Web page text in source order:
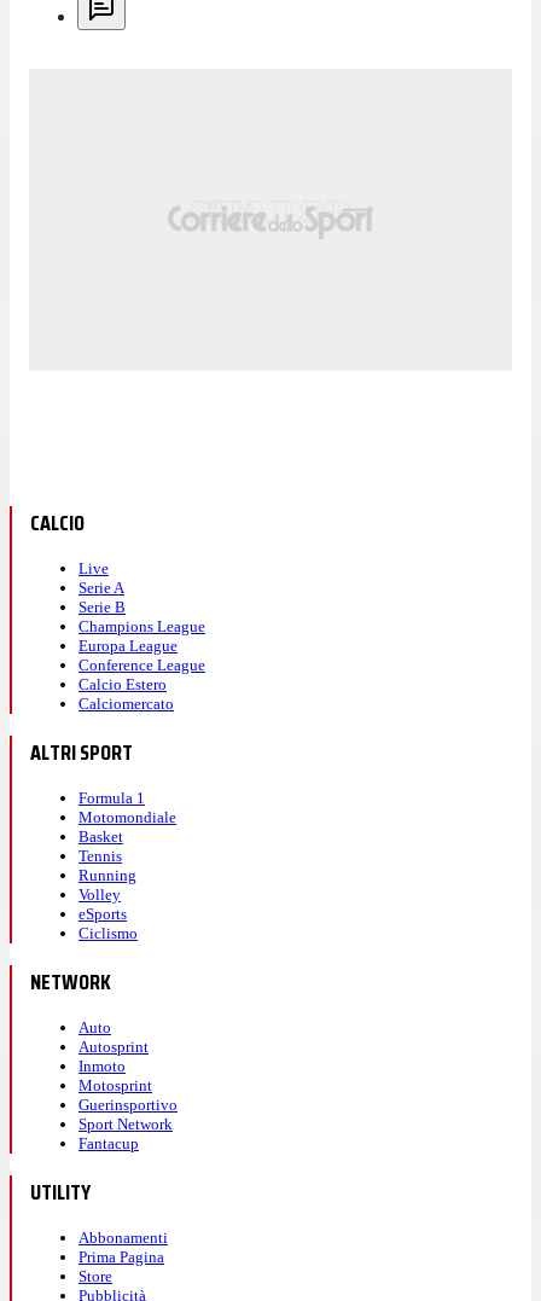
CALCIO
Live
Serie A
Serie B
Champions League
Europa League
Conference League
Calcio Estero
Calciomercato
ALTRI SPORT
Formula 1
Motomondiale
Basket
Tennis
Running
Volley
eSports
Ciclismo
NETWORK
Auto
Autosprint
Inmoto
Motosprint
Guerinsportivo
Sport Network
Fantacup
UTILITY
Abbonamenti
Prima Pagina
Store
Pubblicità